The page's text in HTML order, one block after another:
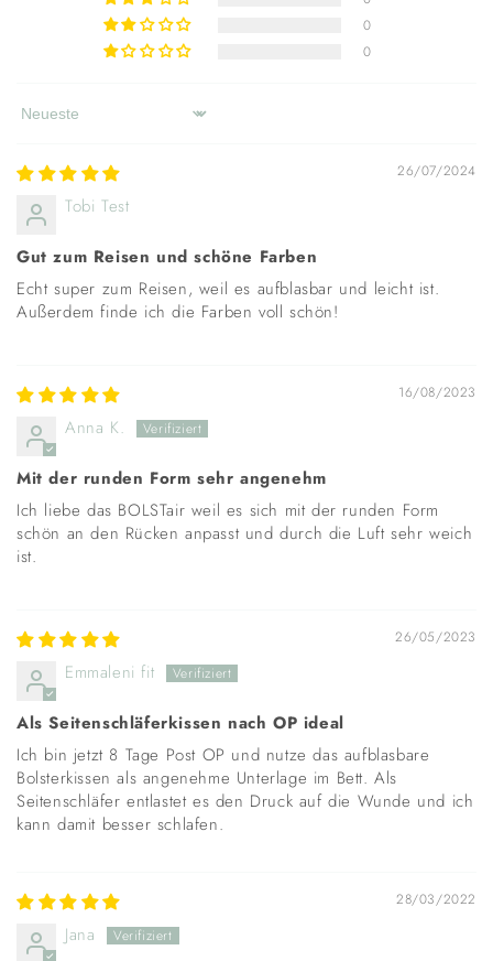
0
0
Sort by
26/07/2024
Tobi Test
Gut zum Reisen und schöne Farben
Echt super zum Reisen, weil es aufblasbar und leicht ist.
Außerdem finde ich die Farben voll schön!
16/08/2023
Anna K.
Mit der runden Form sehr angenehm
Ich liebe das BOLSTair weil es sich mit der runden Form
schön an den Rücken anpasst und durch die Luft sehr weich
ist.
26/05/2023
Emmaleni fit
Als Seitenschläferkissen nach OP ideal
Ich bin jetzt 8 Tage Post OP und nutze das aufblasbare
Bolsterkissen als angenehme Unterlage im Bett. Als
Seitenschläfer entlastet es den Druck auf die Wunde und ich
kann damit besser schlafen.
28/03/2022
Jana